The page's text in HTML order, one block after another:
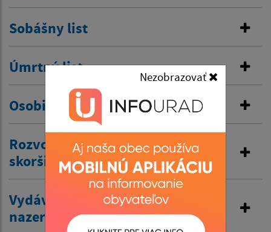
Sobášny list
Úmrtný list
Osobitná matrika
Rozvod manželstva a prijatie
skoršieho priezviska
Vydávanie výpisov z matriky a
nazeranie do matriky
Nezobrazovať